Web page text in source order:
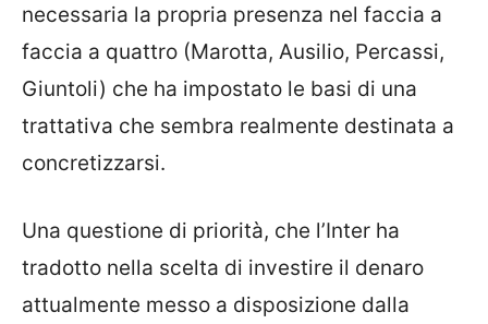
necessaria la propria presenza nel faccia a
faccia a quattro (Marotta, Ausilio, Percassi,
Giuntoli) che ha impostato le basi di una
trattativa che sembra realmente destinata a
concretizzarsi.
Una questione di priorità, che l’Inter ha
tradotto nella scelta di investire il denaro
attualmente messo a disposizione dalla